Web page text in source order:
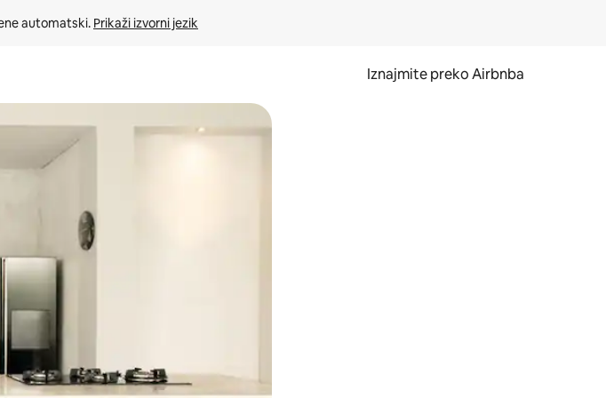
automatski. Prikaži izvorni jezik
Iznajmite preko Airbnba
i prema dolje, kao i dodirom ili prelaskom prstom po zaslonu.